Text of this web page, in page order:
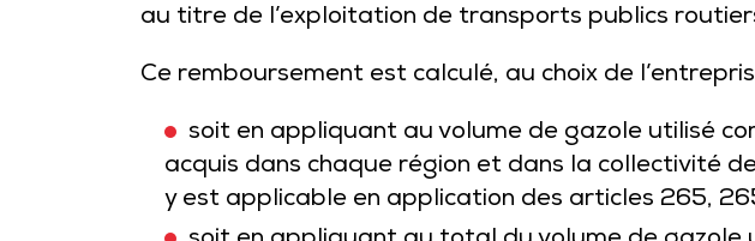
au titre de l’exploitation de transports publics
Ce remboursement est calculé, au choix de
soit en appliquant au volume de gazole utilisé
acquis dans chaque région et dans la collectivité
y est applicable en application des articles 265,